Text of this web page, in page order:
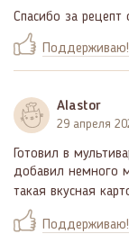
Спасибо за рецепт
Поддерживаю!
Alastor
29 апреля
Готовил в
добавил немного
такая вкусная
Поддерживаю!